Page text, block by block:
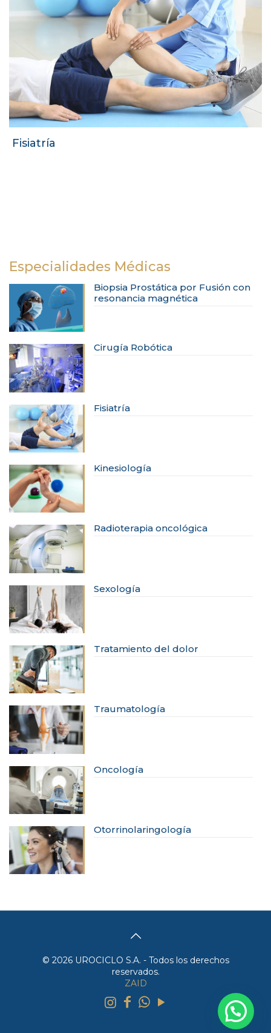
Fisiatría
Especialidades Médicas
Biopsia Prostática por Fusión con
resonancia magnética
Cirugía Robótica
Fisiatría
Kinesiología
Radioterapia oncológica
Sexología
Tratamiento del dolor
Traumatología
Oncología
Otorrinolaringología
© 2026 UROCICLO S.A. - Todos los derechos
reservados.
ZAID